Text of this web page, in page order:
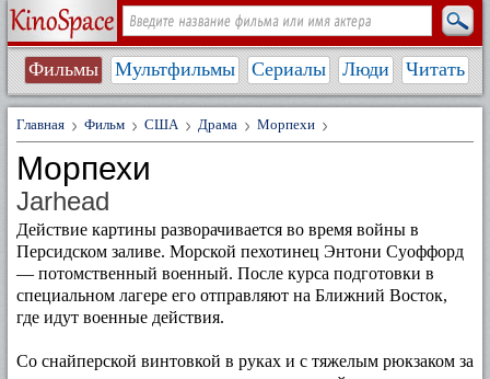
Фильмы Мультфильмы Сериалы Люди Читать
Главная Фильм США Драма Морпехи
Морпехи
Jarhead
Действие картины разворачивается во время войны в
Персидском заливе. Морской пехотинец Энтони Суоффорд
— потомственный военный. После курса подготовки в
специальном лагере его отправляют на Ближний Восток,
где идут военные действия.
Со снайперской винтовкой в руках и с тяжелым рюкзаком за